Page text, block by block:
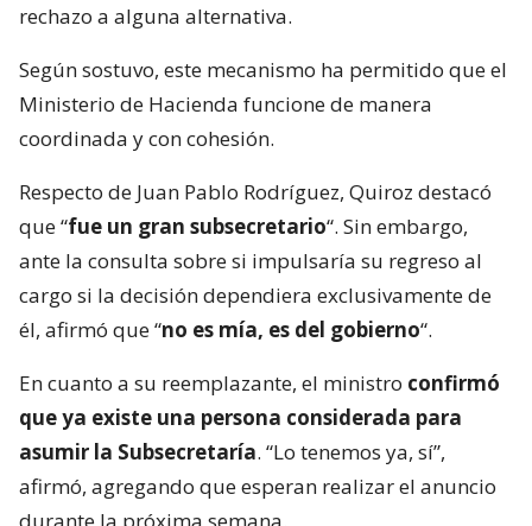
rechazo a alguna alternativa.
Según sostuvo, este mecanismo ha permitido que el
Ministerio de Hacienda funcione de manera
coordinada y con cohesión.
Respecto de Juan Pablo Rodríguez, Quiroz destacó
que “fue un gran subsecretario“. Sin embargo,
ante la consulta sobre si impulsaría su regreso al
cargo si la decisión dependiera exclusivamente de
él, afirmó que “no es mía, es del gobierno“.
En cuanto a su reemplazante, el ministro confirmó
que ya existe una persona considerada para
asumir la Subsecretaría. “Lo tenemos ya, sí”,
afirmó, agregando que esperan realizar el anuncio